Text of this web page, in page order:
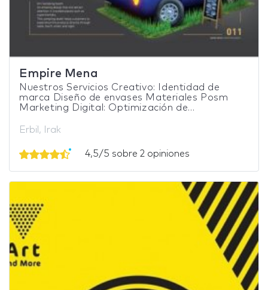
Empire Mena
Nuestros Servicios Creativo: Identidad de
marca Diseño de envases Materiales Posm
Marketing Digital: Optimización de...
Erbil, Irak
4,5/5 sobre 2 opiniones